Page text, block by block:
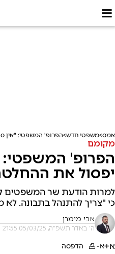
אמס משפטי חדש הפרופ' המשפטי: "אין
מקומם
הפרופ'
יפסול את
למרות הודעת שר המשפטים
כי "צריך להתנהל בתבונה.
אבי מימרן
ה' באדר תשפ"ה, 05/03/25 21:55
א+א- הדפסה